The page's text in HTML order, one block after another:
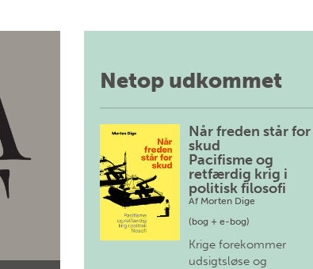
Netop udkommet
Når freden står for
skud
Pacifisme og
retfærdig krig i
politisk filosofi
Af Morten Dige
(bog + e-bog)
Krige forekommer
udsigtsløse og